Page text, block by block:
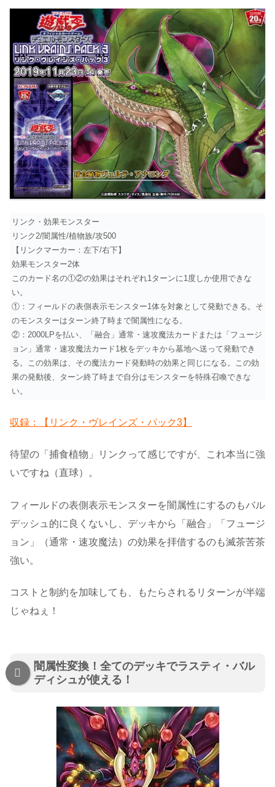
リンク・効果モンスター
リンク2/闇属性/植物族/攻500
【リンクマーカー：左下/右下】
効果モンスター2体
このカード名の①②の効果はそれぞれ1ターンに1度しか使用できな
い。
①：フィールドの表側表示モンスター1体を対象として発動できる。そ
のモンスターはターン終了時まで闇属性になる。
②：2000LPを払い、「融合」通常・速攻魔法カードまたは「フュージ
ョン」通常・速攻魔法カード1枚をデッキから墓地へ送って発動でき
る。この効果は、その魔法カード発動時の効果と同じになる。この効
果の発動後、ターン終了時まで自分はモンスターを特殊召喚できな
い。
収録：【リンク・ヴレインズ・パック3】
待望の「捕食植物」リンクって感じですが、これ本当に強
いですね（直球）。
フィールドの表側表示モンスターを闇属性にするのもバル
デッシュ的に良くないし、デッキから「融合」「フュージ
ョン」（通常・速攻魔法）の効果を拝借するのも滅茶苦茶
強い。
コストと制約を加味しても、もたらされるリターンが半端
じゃねぇ！
闇属性変換！全てのデッキでラスティ・バル
ディシュが使える！